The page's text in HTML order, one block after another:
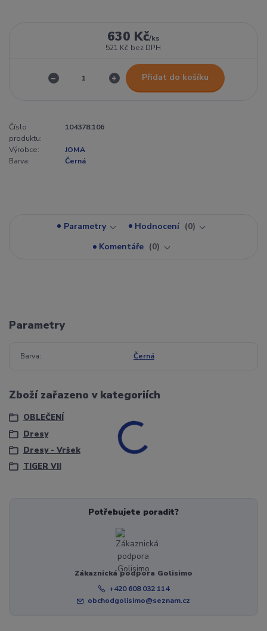
630 Kč/ks
521 Kč bez DPH
Přidat do košíku
Číslo
produktu:
104378.106
Výrobce:
JOMA
Barva:
Černá
Parametry Hodnocení
0
Komentáře
0
Parametry
Barva Černá
Zboží zařazeno v kategoriích
OBLEČENÍ
Dresy
Dresy - Vršek
TIGER VII
Potřebujete poradit?
Zákaznická podpora Golisimo
+420 608 032 114
obchodgolisimo@seznam.cz